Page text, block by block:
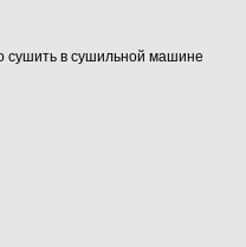
сушить в сушильной машине